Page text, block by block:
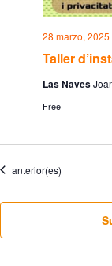
Taller
28 marzo, 2025
Las Naves
Free
Eventos
anterior(es)